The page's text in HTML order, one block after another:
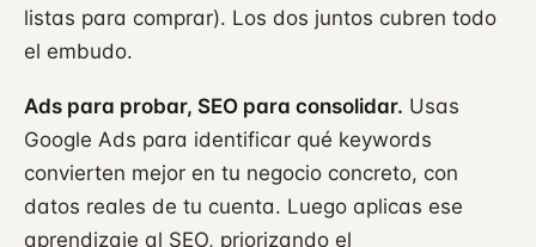
listas para comprar). Los dos juntos cubren todo
el embudo.
Ads para probar, SEO para consolidar. Usas
Google Ads para identificar qué keywords
convierten mejor en tu negocio concreto, con
datos reales de tu cuenta. Luego aplicas ese
aprendizaje al SEO, priorizando el